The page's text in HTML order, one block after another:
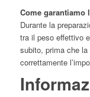
Come garantiamo
Durante la
tra il peso effettivo
subito, prima che
correttamente